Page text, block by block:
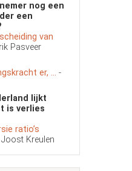
nog een
een
van
Pasveer
er, ... -
lijkt
is verlies
ratio’s
Joost Kreulen